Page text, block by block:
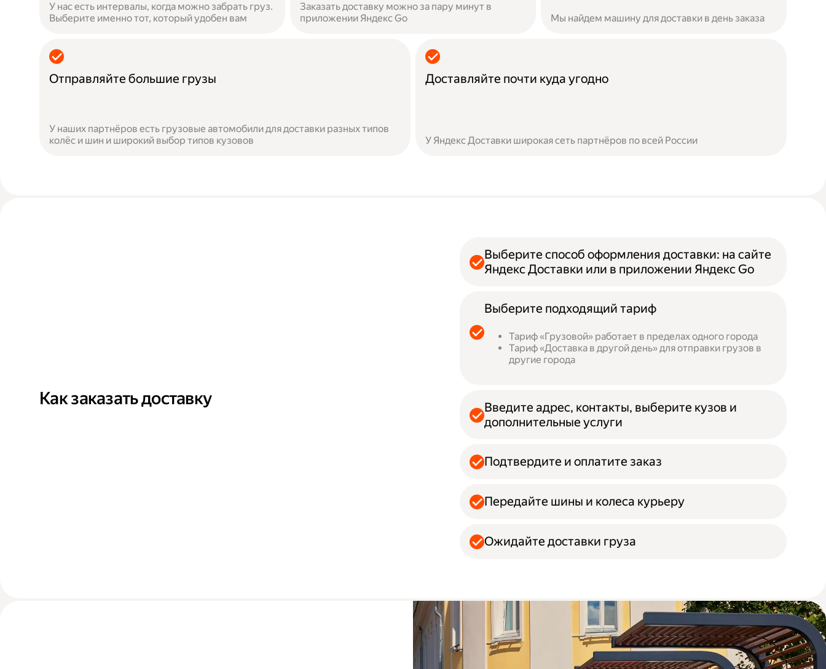
У нас есть интервалы, когда можно забрать груз.
Выберите именно тот, который удобен вам
Заказать доставку можно за пару минут в
приложении Яндекс Go
Мы найдем машину для доставки в день заказа
Отправляйте большие грузы
У наших партнёров есть грузовые автомобили для доставки разных типов
колёс и шин и широкий выбор типов кузовов
Доставляйте почти куда угодно
У Яндекс Доставки широкая сеть партнёров по всей России
Как заказать доставку
Выберите способ оформления доставки: на сайте
Яндекс Доставки или в приложении Яндекс Go
Выберите подходящий тариф
Тариф «Грузовой» работает в пределах одного города
Тариф «Доставка в другой день» для отправки грузов в
другие города
Введите адрес, контакты, выберите кузов и
дополнительные услуги
Подтвердите и оплатите заказ
Передайте шины и колеса курьеру
Ожидайте доставки груза